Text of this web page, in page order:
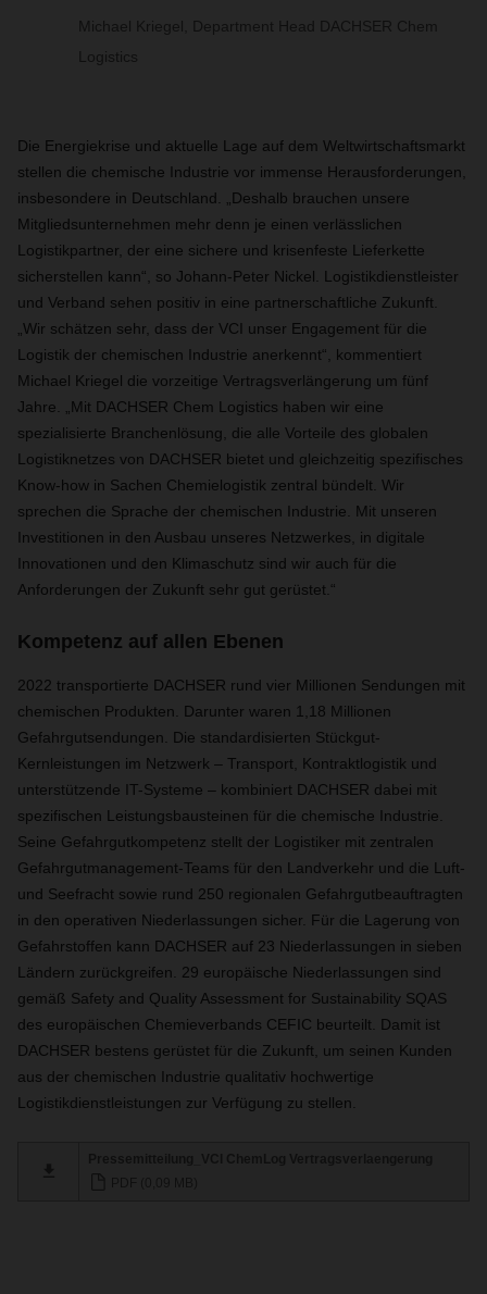
Michael Kriegel, Department Head DACHSER Chem
Logistics
Die Energiekrise und aktuelle Lage auf dem Weltwirtschaftsmarkt
stellen die chemische Industrie vor immense Herausforderungen,
insbesondere in Deutschland. „Deshalb brauchen unsere
Mitgliedsunternehmen mehr denn je einen verlässlichen
Logistikpartner, der eine sichere und krisenfeste Lieferkette
sicherstellen kann“, so Johann-Peter Nickel. Logistikdienstleister
und Verband sehen positiv in eine partnerschaftliche Zukunft.
„Wir schätzen sehr, dass der VCI unser Engagement für die
Logistik der chemischen Industrie anerkennt“, kommentiert
Michael Kriegel die vorzeitige Vertragsverlängerung um fünf
Jahre. „Mit DACHSER Chem Logistics haben wir eine
spezialisierte Branchenlösung, die alle Vorteile des globalen
Logistiknetzes von DACHSER bietet und gleichzeitig spezifisches
Know-how in Sachen Chemielogistik zentral bündelt. Wir
sprechen die Sprache der chemischen Industrie. Mit unseren
Investitionen in den Ausbau unseres Netzwerkes, in digitale
Innovationen und den Klimaschutz sind wir auch für die
Anforderungen der Zukunft sehr gut gerüstet.“
Kompetenz auf allen Ebenen
2022 transportierte DACHSER rund vier Millionen Sendungen mit
chemischen Produkten. Darunter waren 1,18 Millionen
Gefahrgutsendungen. Die standardisierten Stückgut-
Kernleistungen im Netzwerk – Transport, Kontraktlogistik und
unterstützende IT-Systeme – kombiniert DACHSER dabei mit
spezifischen Leistungsbausteinen für die chemische Industrie.
Seine Gefahrgutkompetenz stellt der Logistiker mit zentralen
Gefahrgutmanagement-Teams für den Landverkehr und die Luft-
und Seefracht sowie rund 250 regionalen Gefahrgutbeauftragten
in den operativen Niederlassungen sicher. Für die Lagerung von
Gefahrstoffen kann DACHSER auf 23 Niederlassungen in sieben
Ländern zurückgreifen. 29 europäische Niederlassungen sind
gemäß Safety and Quality Assessment for Sustainability SQAS
des europäischen Chemieverbands CEFIC beurteilt. Damit ist
DACHSER bestens gerüstet für die Zukunft, um seinen Kunden
aus der chemischen Industrie qualitativ hochwertige
Logistikdienstleistungen zur Verfügung zu stellen.